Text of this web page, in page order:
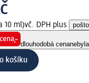
10 ml)vč. DPH plus
dlouhodobá cena
košíku